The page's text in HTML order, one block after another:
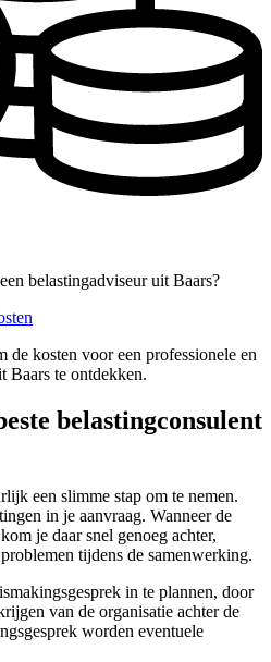
belastingadviseur uit Baars?
kosten voor een professionele en
Baars te ontdekken.
belastingconsulent
een slimme stap om te nemen.
in je aanvraag. Wanneer de
je daar snel genoeg achter,
tijdens de samenwerking.
in te plannen, door
van de organisatie achter de
worden eventuele